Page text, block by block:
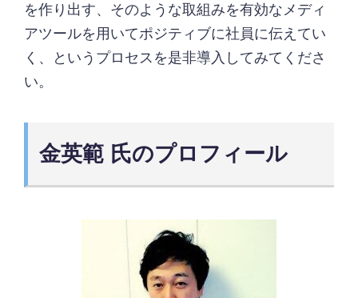
を作り出す、そのような取組みを有効なメディ
アツールを用いてポジティブに社員に伝えてい
く、というプロセスを是非導入してみてくださ
い。
金英範 氏のプロフィール